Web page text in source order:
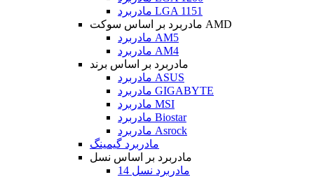
مادربرد LGA 1151
مادربرد بر اساس سوکت AMD
مادربرد AM5
مادربرد AM4
مادربرد بر اساس برند
مادربرد ASUS
مادربرد GIGABYTE
مادربرد MSI
مادربرد Biostar
مادربرد Asrock
مادربرد گیمینگ
مادربرد بر اساس نسل
مادربرد نسل 14